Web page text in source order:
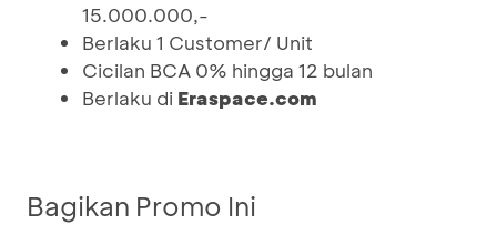
15.000.000,-
Berlaku 1 Customer/ Unit
Cicilan BCA 0% hingga 12 bulan
Berlaku di Eraspace.com
Bagikan Promo Ini